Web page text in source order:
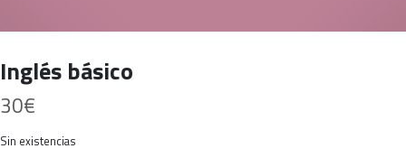
Inglés básico
30€
Sin existencias